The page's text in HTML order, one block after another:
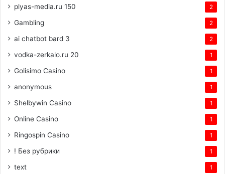
plyas-media.ru 150 2
Gambling 2
ai chatbot bard 3 2
vodka-zerkalo.ru 20 1
Golisimo Casino 1
anonymous 1
Shelbywin Casino 1
Online Casino 1
Ringospin Casino 1
! Без рубрики 1
text 1